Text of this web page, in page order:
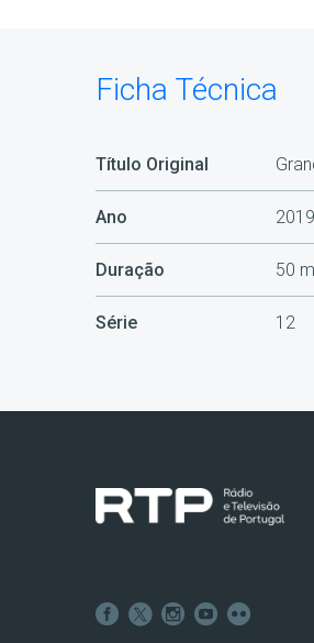
Ficha Técnica
Título Original
Ano 2019
Duração 50
Série 12